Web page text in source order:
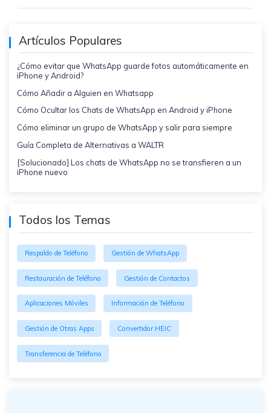
Artículos Populares
¿Cómo evitar que WhatsApp guarde fotos automáticamente en
iPhone y Android?
Cómo Añadir a Alguien en Whatsapp
Cómo Ocultar los Chats de WhatsApp en Android y iPhone
Cómo eliminar un grupo de WhatsApp y salir para siempre
Guía Completa de Alternativas a WALTR
[Solucionado] Los chats de WhatsApp no se transfieren a un
iPhone nuevo
Todos los Temas
Respaldo de Teléfono Gestión de WhatsApp
Restauración de Teléfono Gestión de Contactos
Aplicaciones Móviles Información de Teléfono
Gestión de Otras Apps Convertidor HEIC
Transferencia de Teléfono